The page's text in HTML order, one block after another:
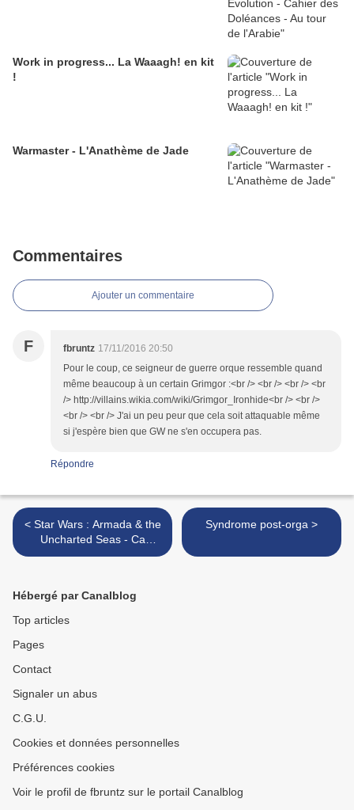
Work in progress... La Waaagh! en kit
!
Warmaster - L'Anathème de Jade
Commentaires
Ajouter un commentaire
F fbruntz 17/11/2016 20:50
Pour le coup, ce seigneur de guerre orque ressemble quand
même beaucoup à un certain Grimgor :<br /> <br /> <br /> <br
/> http://villains.wikia.com/wiki/Grimgor_Ironhide<br /> <br />
<br /> <br /> J'ai un peu peur que cela soit attaquable même
si j'espère bien que GW ne s'en occupera pas.
Répondre
< Star Wars : Armada & the
Uncharted Seas - Ca
mousse !
Syndrome post-orga >
Hébergé par Canalblog
Top articles
Pages
Contact
Signaler un abus
C.G.U.
Cookies et données personnelles
Préférences cookies
Voir le profil de fbruntz sur le portail Canalblog